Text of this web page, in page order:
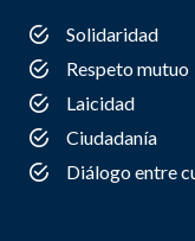
Solidaridad
Respeto mutuo
Laicidad
Ciudadanía
Diálogo entre